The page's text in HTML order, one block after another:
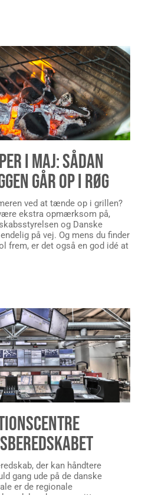
I MAJ: SÅDAN
GÅR OP I RØG
ved at tænde op i grillen?
ekstra opmærksom på,
og Danske
på vej. Og mens du finder
frem, er det også en god idé at
der kan håndtere
gang ude på de danske
er de regionale